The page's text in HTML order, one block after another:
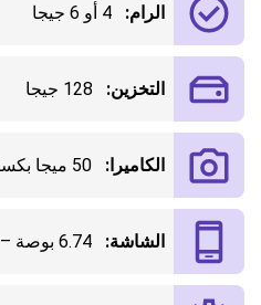
الرام: 4 أو 6 جيجا
التخزين: 128 جيجا
الكاميرا: 50 ميجا بكسل
الشاشة: 6.74 بوصة – بدقة 1600×720